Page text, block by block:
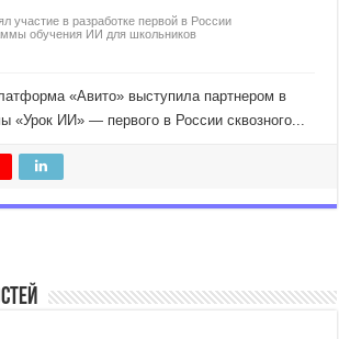
участие в разработке первой в России
обучения ИИ для школьников
«Авито» выступила партнером в
«Урок ИИ» — первого в России сквозного...